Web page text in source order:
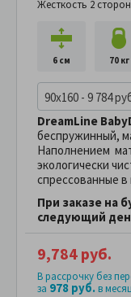
Жесткость 2
6 см 70 кг
90x160 - 9 784
DreamLine
беспружинный,
Наполнением
экологически
спрессованные в
При заказе на
следующий
9,784 руб.
В рассрочку без
за 978 руб.в